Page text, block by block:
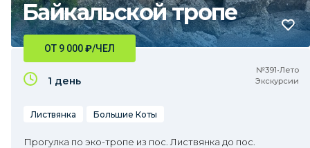
Байкальской тропе
№391•Лето
Экскурсии
ОТ 9 000₽/ЧЕЛ
1 день
Листвянка Большие Коты
Прогулка по эко-тропе из пос. Листвянка до пос.